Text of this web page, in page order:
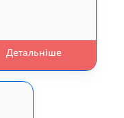
Детальніше